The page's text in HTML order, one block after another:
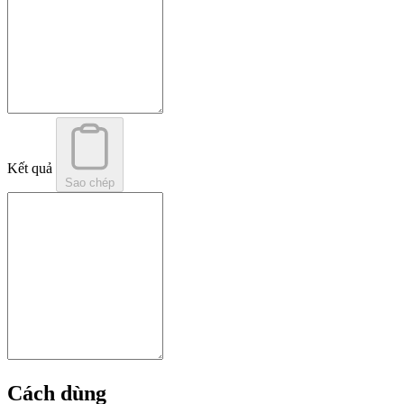
Kết quả
Sao chép
Cách dùng